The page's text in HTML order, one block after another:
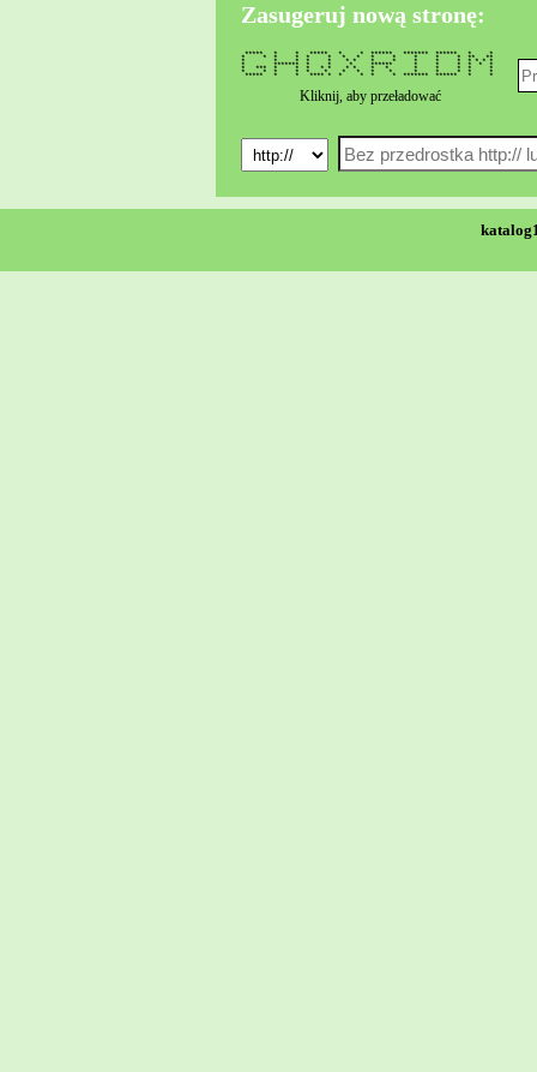
Zasugeruj nową stronę:
***** * * ***** * * ****** ******* ****** * *
* * * * * * * * * * * * * ** **
* * * * * * * * * * * * * * * *
* ******* * * * ****** * * * * * *
* *** * * * * * * * * * * * * * *
* * * * * * * * * * * * * * *
***** * * **** * * * * * ******* ****** * *
Kliknij, aby przeładować